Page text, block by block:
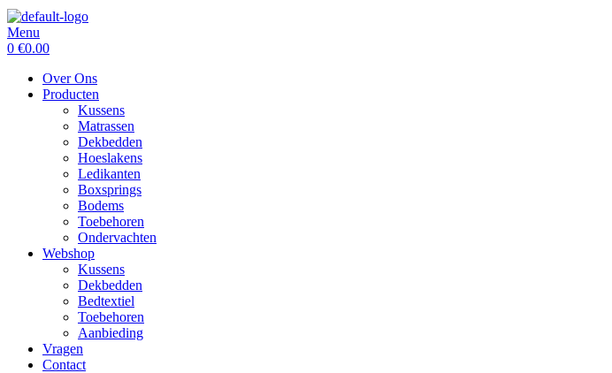
Menu
0 €0.00
Over Ons
Producten
Kussens
Matrassen
Dekbedden
Hoeslakens
Ledikanten
Boxsprings
Bodems
Toebehoren
Ondervachten
Webshop
Kussens
Dekbedden
Bedtextiel
Toebehoren
Aanbieding
Vragen
Contact